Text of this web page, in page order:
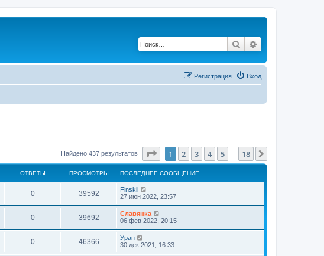
Поиск
Вход
Регистрация
Найдено 437 результатов Страница1 из 18
1 2 3 4 5 18
ОТВЕТЫ ПРОСМОТРЫ ПОСЛЕДНЕЕ СООБЩЕНИЕ
0 39592
Finskii
27 июн 2022, 23:57
0 39692
Славянка
06 фев 2022, 20:15
0 46366
Уран
30 дек 2021, 16:33